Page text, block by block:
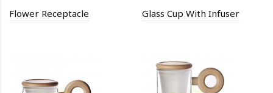
Flower Receptacle Glass Cup With Infuser